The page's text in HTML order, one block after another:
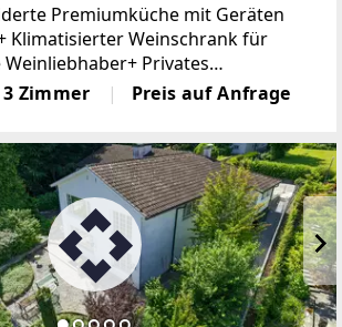
Premiumküche mit Geräten
Klimatisierter Weinschrank für
Privates
mit Beamer und versenkbarer
Soundsystem+ Edle
3 Zimmer Preis auf Anfrage